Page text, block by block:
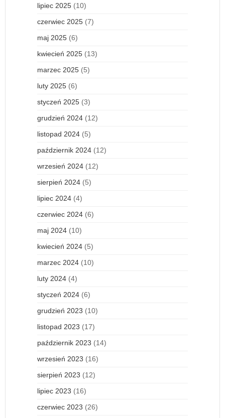
lipiec 2025 (10)
czerwiec 2025 (7)
maj 2025 (6)
kwiecień 2025 (13)
marzec 2025 (5)
luty 2025 (6)
styczeń 2025 (3)
grudzień 2024 (12)
listopad 2024 (5)
październik 2024 (12)
wrzesień 2024 (12)
sierpień 2024 (5)
lipiec 2024 (4)
czerwiec 2024 (6)
maj 2024 (10)
kwiecień 2024 (5)
marzec 2024 (10)
luty 2024 (4)
styczeń 2024 (6)
grudzień 2023 (10)
listopad 2023 (17)
październik 2023 (14)
wrzesień 2023 (16)
sierpień 2023 (12)
lipiec 2023 (16)
czerwiec 2023 (26)